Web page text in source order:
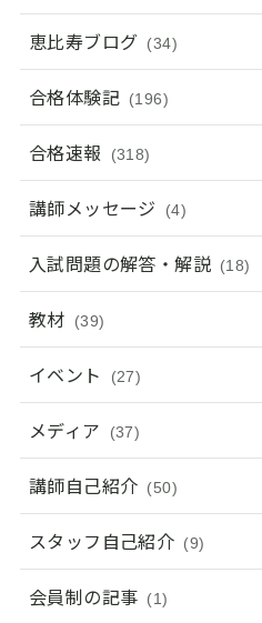
恵比寿ブログ (34)
合格体験記 (196)
合格速報 (318)
講師メッセージ (4)
入試問題の解答・解説 (18)
教材 (39)
イベント (27)
メディア (37)
講師自己紹介 (50)
スタッフ自己紹介 (9)
会員制の記事 (1)